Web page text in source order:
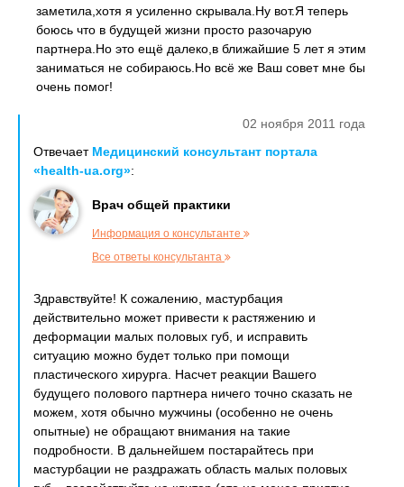
заметила,хотя я усиленно скрывала.Ну вот.Я теперь
боюсь что в будущей жизни просто разочарую
партнера.Но это ещё далеко,в ближайшие 5 лет я этим
заниматься не собираюсь.Но всё же Ваш совет мне бы
очень помог!
02 ноября 2011 года
Отвечает Медицинский консультант портала
«health-ua.org»:
Врач общей практики
Информация о консультанте
Все ответы консультанта
Здравствуйте! К сожалению, мастурбация
действительно может привести к растяжению и
деформации малых половых губ, и исправить
ситуацию можно будет только при помощи
пластического хирурга. Насчет реакции Вашего
будущего полового партнера ничего точно сказать не
можем, хотя обычно мужчины (особенно не очень
опытные) не обращают внимания на такие
подробности. В дальнейшем постарайтесь при
мастурбации не раздражать область малых половых